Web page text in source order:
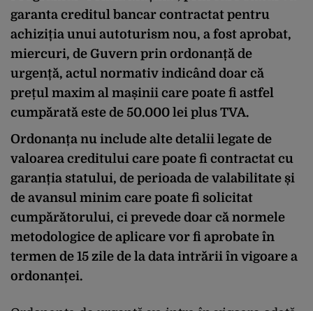
garanta creditul bancar contractat pentru
achiziția unui autoturism nou, a fost aprobat,
miercuri, de Guvern prin ordonanță de
urgență, actul normativ indicând doar că
prețul maxim al mașinii care poate fi astfel
cumpărată este de 50.000 lei plus TVA.
Ordonanța nu include alte detalii legate de
valoarea creditului care poate fi contractat cu
garanția statului, de perioada de valabilitate și
de avansul minim care poate fi solicitat
cumpărătorului, ci prevede doar că normele
metodologice de aplicare vor fi aprobate în
termen de 15 zile de la data intrării în vigoare a
ordonanței.